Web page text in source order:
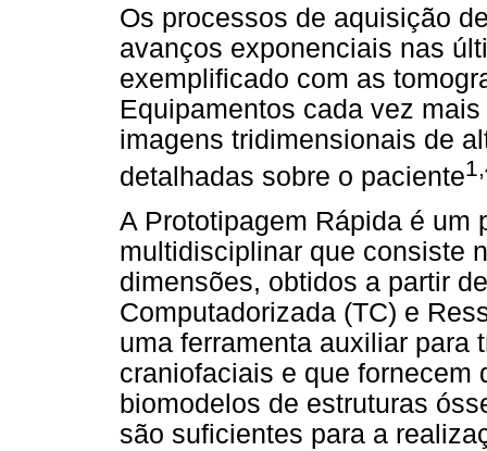
Os processos de aquisição
avanços exponenciais nas
exemplificado com as
Equipamentos cada vez
imagens tridimensionais de
detalhadas sobre o paciente
A Prototipagem Rápida é um
multidisciplinar que consiste
dimensões, obtidos a partir
Computadorizada (TC) e
uma ferramenta auxiliar para
craniofaciais e que fornecem
biomodelos de estruturas
são suficientes para a